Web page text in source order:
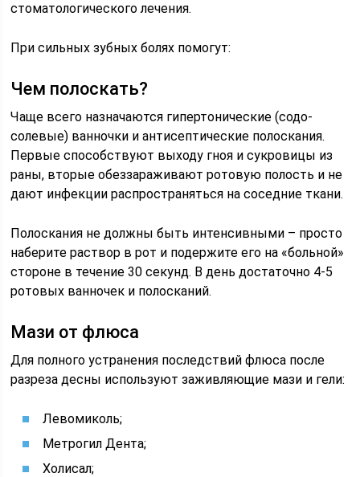
стоматологического лечения.
При сильных зубных болях помогут:
Чем полоскать?
Чаще всего назначаются гипертонические (содо-
солевые) ванночки и антисептические полоскания.
Первые способствуют выходу гноя и сукровицы из
раны, вторые обеззараживают ротовую полость и не
дают инфекции распространяться на соседние ткани.
Полоскания не должны быть интенсивными – просто
наберите раствор в рот и подержите его на «больной»
стороне в течение 30 секунд. В день достаточно 4-5
ротовых ванночек и полосканий.
Мази от флюса
Для полного устранения последствий флюса после
разреза десны используют заживляющие мази и гели:
Левомиколь;
Метрогил Дента;
Холисал;